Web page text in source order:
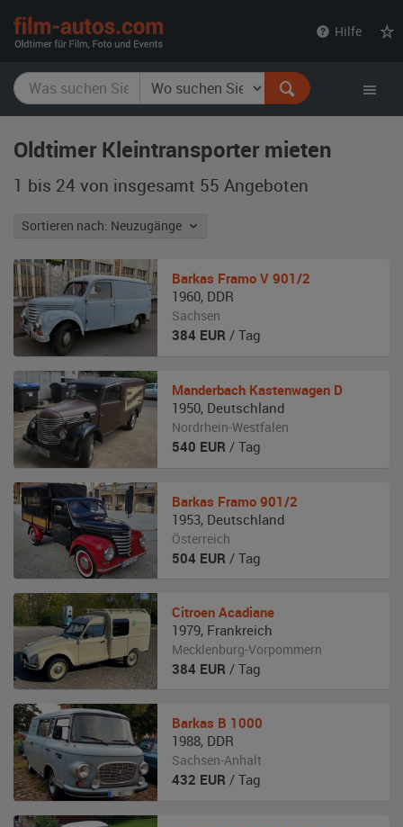
Hilfe
Oldtimer Kleintransporter mieten
1 bis 24 von insgesamt 55 Angeboten
Sortieren nach: Neuzugänge
Barkas Framo V 901/2
1960, DDR
Sachsen
384 EUR / Tag
Manderbach Kastenwagen D
1950, Deutschland
Nordrhein-Westfalen
540 EUR / Tag
Barkas Framo 901/2
1953, Deutschland
Österreich
504 EUR / Tag
Citroen Acadiane
1979, Frankreich
Mecklenburg-Vorpommern
384 EUR / Tag
Barkas B 1000
1988, DDR
Sachsen-Anhalt
432 EUR / Tag